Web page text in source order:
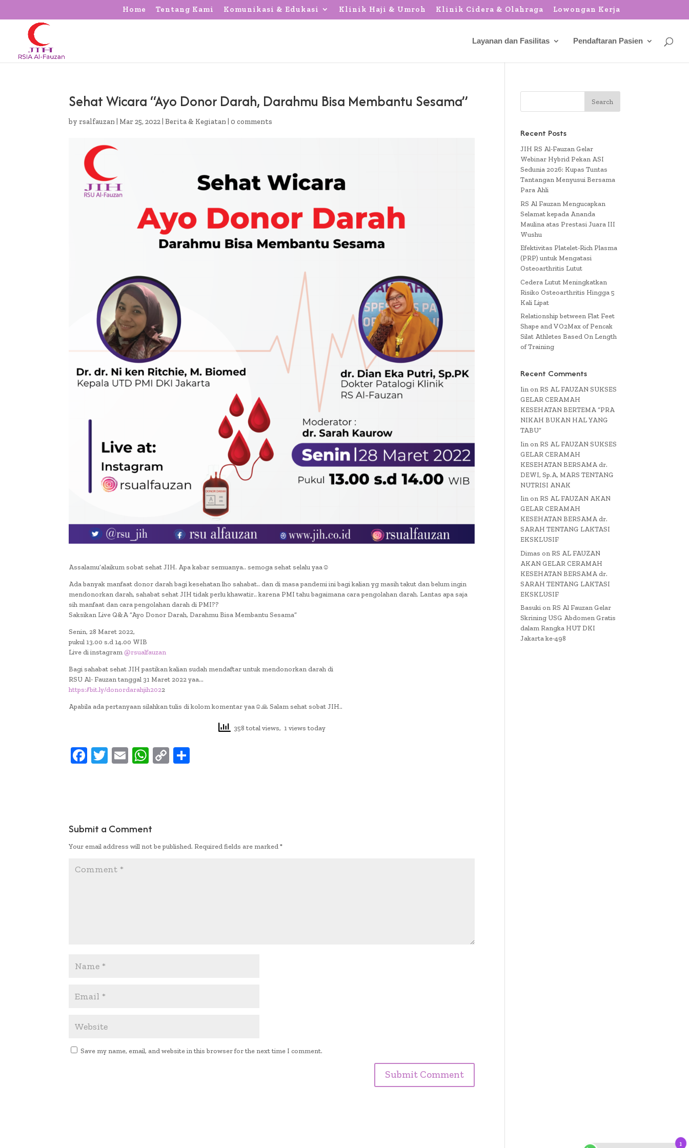
Home Tentang Kami Komunikasi & Edukasi Klinik Haji & Umroh Klinik Cidera & Olahraga Lowongan Kerja
Layanan dan Fasilitas Pendaftaran Pasien
Sehat Wicara “Ayo Donor Darah, Darahmu Bisa Membantu Sesama”
by rsalfauzan Mar 25, 2022 |Berita & Kegiatan |0 comments
Assalamu’alaikum sobat sehat JIH. Apa kabar semuanya.. semoga sehat selalu yaa☺️
Ada banyak manfaat donor darah bagi kesehatan lho sahabat.. dan di masa pandemi ini bagi kalian yg masih takut dan belum ingin
mendonorkan darah, sahabat sehat JIH tidak perlu khawatir.. karena PMI tahu bagaimana cara pengolahan darah. Lantas apa saja
sih manfaat dan cara pengolahan darah di PMI??
Saksikan Live Q&A “Ayo Donor Darah, Darahmu Bisa Membantu Sesama”
Senin, 28 Maret 2022,
pukul 13.00 s.d 14.00 WIB
Live di instagram @rsualfauzan
Bagi sahabat sehat JIH pastikan kalian sudah mendaftar untuk mendonorkan darah di
RSU Al- Fauzan tanggal 31 Maret 2022 yaa…
https://bit.ly/donordarahjih2022
Apabila ada pertanyaan silahkan tulis di kolom komentar yaa☺️🙏 Salam sehat sobat JIH..
358 total views, 1 views today
F
oo
k
T
r
E
W
A
p
p
C
k
Submit a Comment
Your email address will not be published. Required fields are marked*
Save my name, email, and website in this browser for the next time I comment.
Recent Posts
JIH RS Al-Fauzan Gelar
Webinar Hybrid Pekan ASI
Sedunia 2026: Kupas Tuntas
Tantangan Menyusui Bersama
Para Ahli
RS Al Fauzan Mengucapkan
Selamat kepada Ananda
Maulina atas Prestasi Juara III
Wushu
Efektivitas Platelet-Rich Plasma
(PRP) untuk Mengatasi
Osteoarthritis Lutut
Cedera Lutut Meningkatkan
Risiko Osteoarthritis Hingga 5
Kali Lipat
Relationship between Flat Feet
Shape and VO2Max of Pencak
Silat Athletes Based On Length
of Training
Recent Comments
Iin on RS AL FAUZAN SUKSES
GELAR CERAMAH
KESEHATAN BERTEMA “PRA
NIKAH BUKAN HAL YANG
TABU”
Iin on RS AL FAUZAN SUKSES
GELAR CERAMAH
KESEHATAN BERSAMA dr.
DEWI, Sp.A, MARS TENTANG
NUTRISI ANAK
Iin on RS AL FAUZAN AKAN
GELAR CERAMAH
KESEHATAN BERSAMA dr.
SARAH TENTANG LAKTASI
EKSKLUSIF
Dimas on RS AL FAUZAN
AKAN GELAR CERAMAH
KESEHATAN BERSAMA dr.
SARAH TENTANG LAKTASI
EKSKLUSIF
Basuki on RS Al Fauzan Gelar
Skrining USG Abdomen Gratis
dalam Rangka HUT DKI
Jakarta ke-498